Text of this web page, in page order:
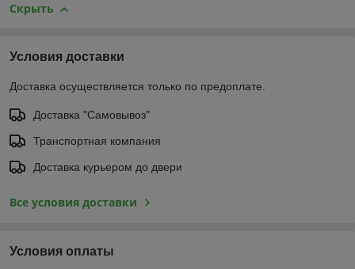
Скрыть
Условия доставки
Доставка осуществляется только по предоплате.
Доставка "Самовывоз"
Транспортная компания
Доставка курьером до двери
Все условия доставки
Условия оплаты